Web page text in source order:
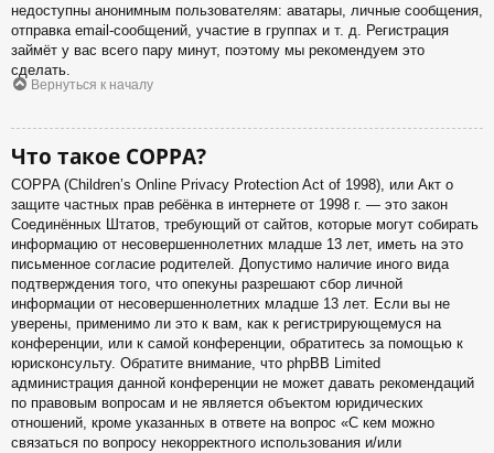
недоступны анонимным пользователям: аватары, личные сообщения,
отправка email-сообщений, участие в группах и т. д. Регистрация
займёт у вас всего пару минут, поэтому мы рекомендуем это
сделать.
Вернуться к началу
Что такое COPPA?
COPPA (Children’s Online Privacy Protection Act of 1998), или Акт о
защите частных прав ребёнка в интернете от 1998 г. — это закон
Соединённых Штатов, требующий от сайтов, которые могут собирать
информацию от несовершеннолетних младше 13 лет, иметь на это
письменное согласие родителей. Допустимо наличие иного вида
подтверждения того, что опекуны разрешают сбор личной
информации от несовершеннолетних младше 13 лет. Если вы не
уверены, применимо ли это к вам, как к регистрирующемуся на
конференции, или к самой конференции, обратитесь за помощью к
юрисконсульту. Обратите внимание, что phpBB Limited
администрация данной конференции не может давать рекомендаций
по правовым вопросам и не является объектом юридических
отношений, кроме указанных в ответе на вопрос «С кем можно
связаться по вопросу некорректного использования и/или